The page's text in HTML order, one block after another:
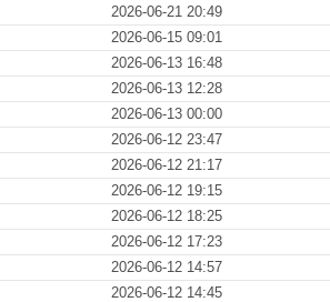
2026-06-21 20:49
2026-06-15 09:01
2026-06-13 16:48
2026-06-13 12:28
2026-06-13 00:00
2026-06-12 23:47
2026-06-12 21:17
2026-06-12 19:15
2026-06-12 18:25
2026-06-12 17:23
2026-06-12 14:57
2026-06-12 14:45